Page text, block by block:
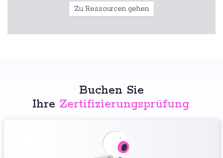
Zu Ressourcen gehen
Buchen Sie
Ihre Zertifizierungsprüfung: